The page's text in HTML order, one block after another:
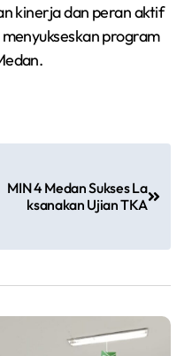
kinerja dan peran aktif
program
MIN 4 Medan Sukses La
ksanakan Ujian TKA